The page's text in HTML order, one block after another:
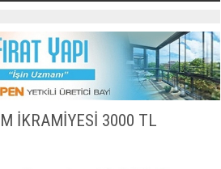
İKRAMİYESİ 3000 TL